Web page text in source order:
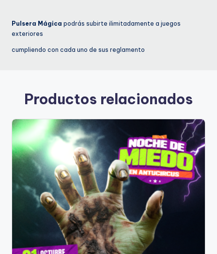
Pulsera Mágica podrás subirte ilimitadamente a juegos
exteriores
cumpliendo con cada uno de sus reglamento
Productos relacionados